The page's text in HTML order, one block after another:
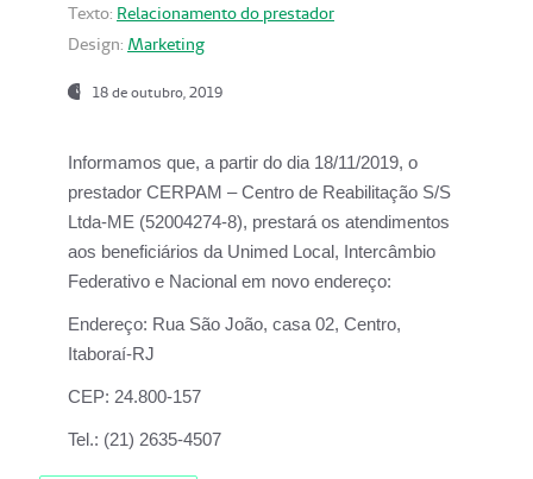
Texto: Relacionamento do prestador
Design: Marketing
18 de outubro, 2019
Informamos que, a partir do dia 18/11/2019, o
prestador CERPAM – Centro de Reabilitação S/S
Ltda-ME (52004274-8), prestará os atendimentos
aos beneficiários da Unimed Local, Intercâmbio
Federativo e Nacional em novo endereço:
Endereço: Rua São João, casa 02, Centro,
Itaboraí-RJ
CEP: 24.800-157
Tel.: (21) 2635-4507